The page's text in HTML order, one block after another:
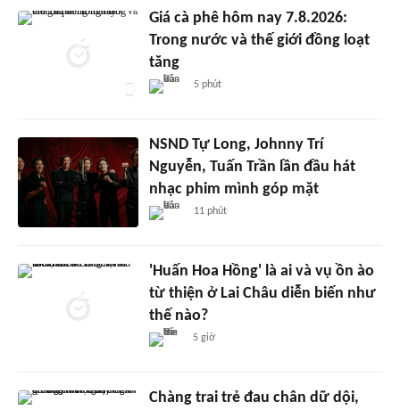
Giá cà phê hôm nay 7.8.2026:
Trong nước và thế giới đồng loạt
tăng
5 phút
NSND Tự Long, Johnny Trí
Nguyễn, Tuấn Trần lần đầu hát
nhạc phim mình góp mặt
11 phút
'Huấn Hoa Hồng' là ai và vụ ồn ào
từ thiện ở Lai Châu diễn biến như
thế nào?
5 giờ
Chàng trai trẻ đau chân dữ dội,